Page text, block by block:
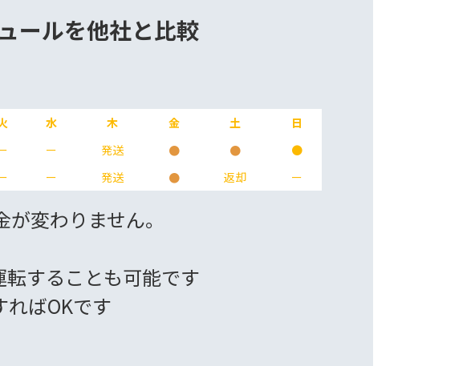
ールを他社と比較
水 木 金 土
日
ー 発送 ● ●
●
ー 発送 ● 返却 ー
変わりません。
することも可能です
ばOKです